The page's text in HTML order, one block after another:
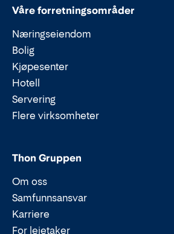
Våre forretningsområder
Næringseiendom
Bolig
Kjøpesenter
Hotell
Servering
Flere virksomheter
Thon Gruppen
Om oss
Samfunnsansvar
Karriere
For leietaker